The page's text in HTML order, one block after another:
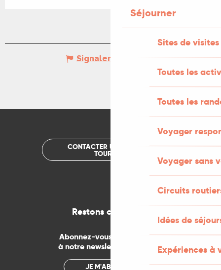
Séjourner
Sites de visites
Toutes les
Toutes les
Voyager
Voyager sans
Circuits
Idées de
Expériences à
Signaler une erreur
CONTACTER UN OFFICE DE
TOURISME
Restons connectés
Abonnez-vous gratuitement
à notre newsletter mensuelle
JE M'ABONNE